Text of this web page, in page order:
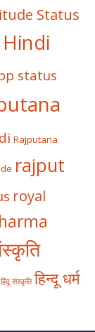
Status
status
Rajputana
rajput
royal
हिंदू संस्कृति हिन्दू धर्म